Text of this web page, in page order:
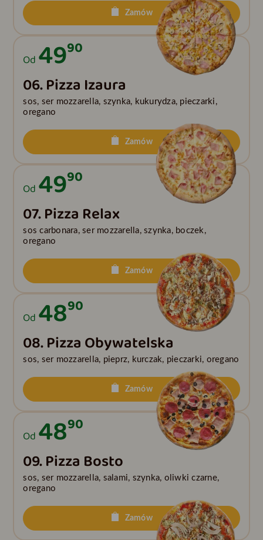
Zamów
Od 4990
06. Pizza Izaura
sos, ser mozzarella, szynka, kukurydza, pieczarki,
oregano
Zamów
Od 4990
07. Pizza Relax
sos carbonara, ser mozzarella, szynka, boczek,
oregano
Zamów
Od 4890
08. Pizza Obywatelska
sos, ser mozzarella, pieprz, kurczak, pieczarki, oregano
Zamów
Od 4890
09. Pizza Bosto
sos, ser mozzarella, salami, szynka, oliwki czarne,
oregano
Zamów